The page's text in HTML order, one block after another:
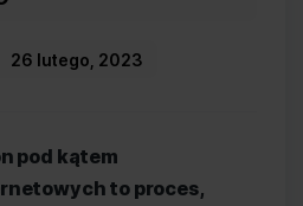
26 lutego, 2023
pod kątem
to proces,